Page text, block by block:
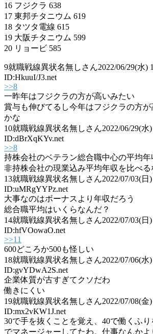
16 フジクラ 638
17 東邦チタニウム 619
18 タツタ電線 615
19 大阪チタニウム 599
20 リョービ 585
9就職戦線異状名無しさん2022/06/29(水)
ID:HkuuI/J3.net
>>8
一昨年はフジクラの方が高いみたい
賞与も伸びてるし今年はフジクラの方
かな
10就職戦線異状名無しさん2022/06/29(水
ID:dBrXqKYv.net
>>8
持株会社のベテラン総合職中心の平均年
非持株会社の現業込み平均年収を比べ
13就職戦線異状名無しさん2022/07/03(日
ID:uMRgYYPz.net
大事なのはボーナスより年収だろう
総合職平均はいくらなんだ？
14就職戦線異状名無しさん2022/07/03(日
ID:hfVOowaO.net
>>11
600どころか500も怪しい
18就職戦線異状名無しさん2022/07/06(水
ID:gvYDwA2S.net
企業体質が古すぎてクソだわ
働きにくい
19就職戦線異状名無しさん2022/07/08(金
ID:mx2vKW1J.net
30で手を抜くことを覚え、40で働くふ
でマネージャーしてたわ。仕事なんか